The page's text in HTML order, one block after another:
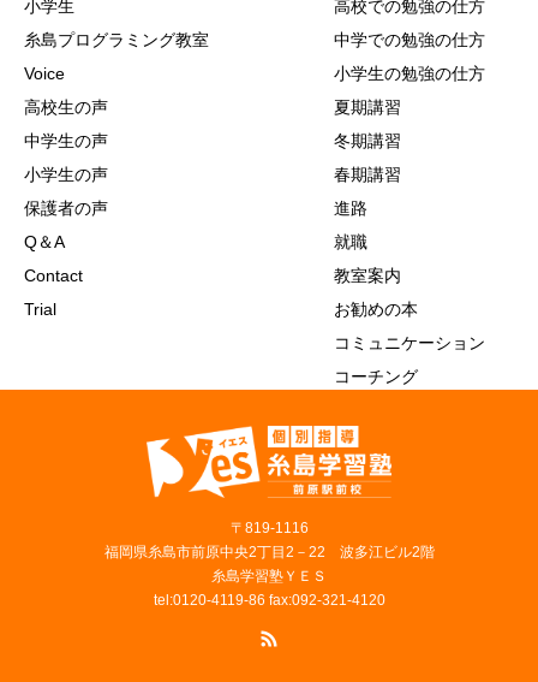
小学生
糸島プログラミング教室
Voice
高校生の声
中学生の声
小学生の声
保護者の声
Q＆A
Contact
Trial
高校での勉強の仕方
中学での勉強の仕方
小学生の勉強の仕方
夏期講習
冬期講習
春期講習
進路
就職
教室案内
お勧めの本
コミュニケーション
コーチング
〒819‐1116
福岡県糸島市前原中央2丁目2－22 波多江ビル2階
糸島学習塾ＹＥＳ
tel:0120-4119-86 fax:092-321-4120